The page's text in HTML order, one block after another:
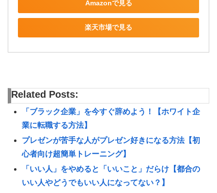
Amazonで見る
楽天市場で見る
Related Posts:
「ブラック企業」を今すぐ辞めよう！【ホワイト企
業に転職する方法】
プレゼンが苦手な人がプレゼン好きになる方法【初
心者向け超簡単トレーニング】
「いい人」をやめると「いいこと」だらけ【都合の
いい人やどうでもいい人になってない？】